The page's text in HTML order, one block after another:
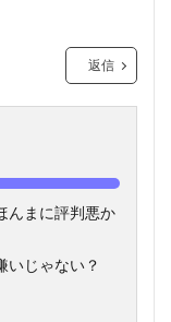
返信
んまに評判悪か
いじゃない？